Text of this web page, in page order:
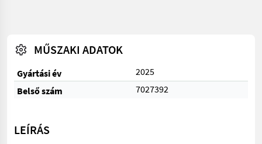
MŰSZAKI ADATOK
Gyártási év
2025
Belső szám
7027392
LEÍRÁS